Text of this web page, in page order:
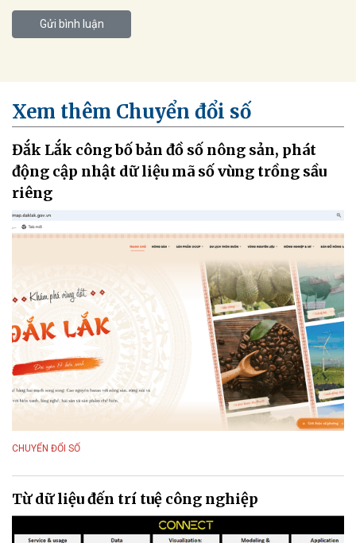
Gửi bình luận
Xem thêm Chuyển đổi số
Đắk Lắk công bố bản đồ số nông sản, phát
động cập nhật dữ liệu mã số vùng trồng sầu
riêng
CHUYỂN ĐỔI SỐ
Từ dữ liệu đến trí tuệ công nghiệp